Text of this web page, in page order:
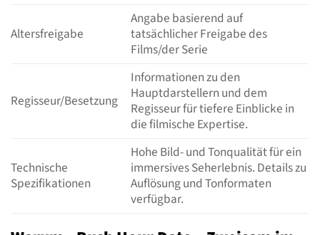
Altersfreigabe
Angabe basierend auf
tatsächlicher Freigabe des
Films/der Serie
Regisseur/Besetzung
Informationen zu den
Hauptdarstellern und dem
Regisseur für tiefere Einblicke in
die filmische Expertise.
Technische
Spezifikationen
Hohe Bild- und Tonqualität für ein
immersives Seherlebnis. Details zu
Auflösung und Tonformaten
verfügbar.